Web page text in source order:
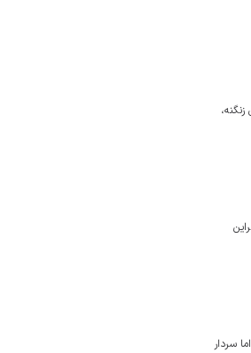
بنابراین
سردار